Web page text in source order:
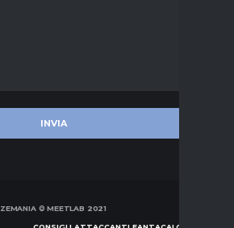
ZEMANIA © MEETLAB 2021